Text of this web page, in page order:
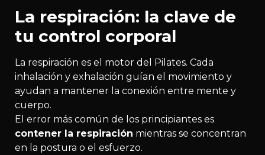
La respiración: la clave de
tu control corporal
La respiración es el motor del Pilates. Cada
inhalación y exhalación guían el movimiento y
ayudan a mantener la conexión entre mente y
cuerpo.
El error más común de los principiantes es
contener la respiración mientras se concentran
en la postura o el esfuerzo.